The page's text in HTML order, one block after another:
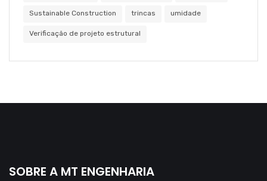
Sustainable Construction trincas umidade
Verificação de projeto estrutural
SOBRE A MT ENGENHARIA